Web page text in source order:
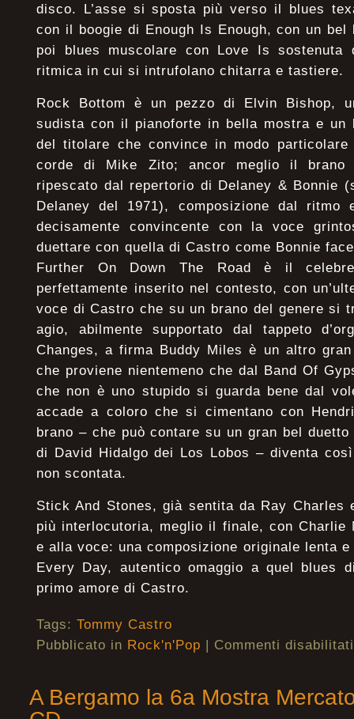
disco. L’asse si sposta più verso il blues
con il boogie di Enough Is Enough, con un
poi blues muscolare con Love Is sostenuta
ritmica in cui si intrufolano chitarra e tastiere.
Rock Bottom è un pezzo di Elvin Bishop,
sudista con il pianoforte in bella mostra e
del titolare che convince in modo
corde di Mike Zito; ancor meglio il brano
ripescato dal repertorio di Delaney & Bonnie
Delaney del 1971), composizione dal ritmo
decisamente convincente con la voce
duettare con quella di Castro come Bonnie
Further On Down The Road è il
perfettamente inserito nel contesto, con
voce di Castro che su un brano del genere si
agio, abilmente supportato dal tappeto
Changes, a firma Buddy Miles è un altro
che proviene nientemeno che dal Band Of
che non è uno stupido si guarda bene dal
accade a coloro che si cimentano con
brano – che può contare su un gran bel
di David Hidalgo dei Los Lobos – diventa
non scontata.
Stick And Stones, già sentita da Ray Charles
più interlocutoria, meglio il finale, con Charlie
e alla voce: una composizione originale lenta
Every Day, autentico omaggio a quel blues
primo amore di Castro.
Tags: Tommy Castro
Pubblicato in Rock'n'Pop | Commenti disabilitati
A Bergamo la 6a Mostra